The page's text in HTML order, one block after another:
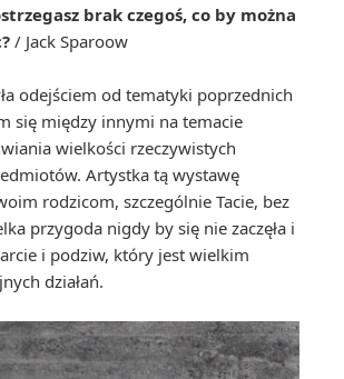
brak czegoś, co by można
/ Jack Sparoow
odejściem od tematyki poprzednich
się między innymi na temacie
wielkości rzeczywistych
Artystka tą wystawę
rodzicom, szczególnie Tacie, bez
przygoda nigdy by się nie zaczęła i
i podziw, który jest wielkim
działań.